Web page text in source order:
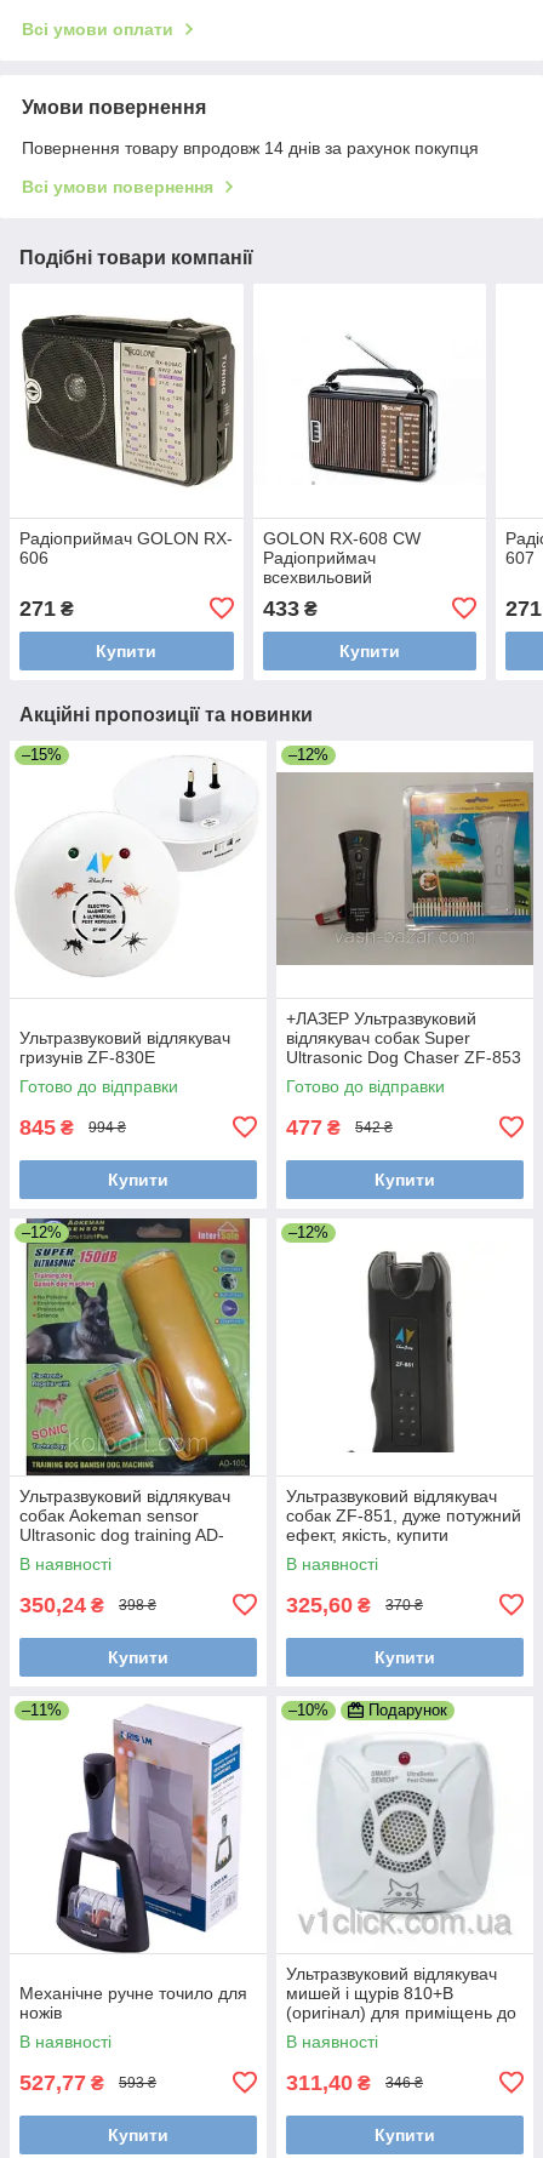
Всі умови оплати
Умови повернення
Повернення товару впродовж 14 днів за рахунок покупця
Всі умови повернення
Подібні товари компанії
Радіоприймач GOLON RX-
606
271 ₴
Купити
GOLON RX-608 CW
Радіоприймач
всехвильовий
433₴
Купити
607
271
Акційні пропозиції та новинки
–15%
Ультразвуковий відлякувач
гризунів ZF-830E
Готово до відправки
845 ₴ 994 ₴
Купити
–12%
+ЛАЗЕР Ультразвуковий
відлякувач собак Super
Ultrasonic Dog Chaser ZF-853
2014 РОКУ, купити
Готово до відправки
477 ₴ 542 ₴
Купити
–12%
Ультразвуковий відлякувач
собак Aokeman sensor
Ultrasonic dog training AD-
100, купити
В наявності
350,24 ₴ 398 ₴
Купити
–12%
Ультразвуковий відлякувач
собак ZF-851, дуже потужний
ефект, якість, купити
В наявності
325,60 ₴ 370 ₴
Купити
–11%
Механічне ручне точило для
ножів
В наявності
527,77 ₴ 593 ₴
Купити
–10% Подарунок
Ультразвуковий відлякувач
мишей і щурів 810+B
(оригінал) для приміщень до
40 м2
В наявності
311,40 ₴ 346 ₴
Купити